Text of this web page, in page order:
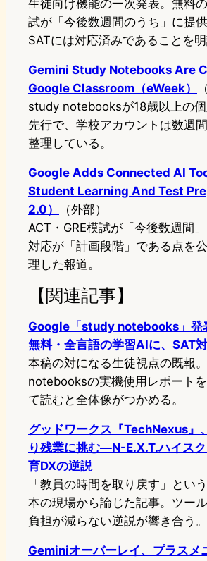
生徒向け機能の一次発表。無料
試が「今後数週間のうち」に提供
SATには対応済みであることを明
Gemini Study Notebooks Are
Google Classroom（eWeek）
study notebooksが18歳以上の個
先行で、学校アカウントは数週
整理している。
Google Adds Connected AI
Student Learning And Test
2.0）
（外部）
ACT・GRE模試が「今後数週間
対応が「計画段階」である点を
理した報道。
【関連記事】
Google「study notebooks」発
無料・全言語の学習AIに、SAT
本稿の対になる生徒視点の既報
notebooksの実機使用レポート
て読むと全体像がつかめる。
グッドワークス『TechNexus』
り残業に挑む—N-E.X.T.ハイス
育DXの逆説
「教員の時間を取り戻す」とい
本の現場から論じた記事。ツー
負担が減らない逆説が響き合う。
Geminiオーバーレイ、プラスメ